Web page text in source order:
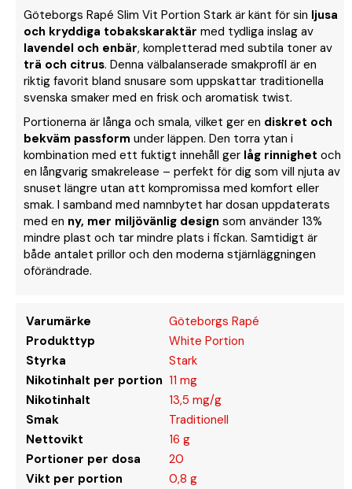
Göteborgs Rapé Slim Vit Portion Stark är känt för sin ljusa
och kryddiga tobakskaraktär med tydliga inslag av
lavendel och enbär, kompletterad med subtila toner av
trä och citrus. Denna välbalanserade smakprofil är en
riktig favorit bland snusare som uppskattar traditionella
svenska smaker med en frisk och aromatisk twist.
Portionerna är långa och smala, vilket ger en diskret och
bekväm passform under läppen. Den torra ytan i
kombination med ett fuktigt innehåll ger låg rinnighet och
en långvarig smakrelease – perfekt för dig som vill njuta av
snuset längre utan att kompromissa med komfort eller
smak. I samband med namnbytet har dosan uppdaterats
med en ny, mer miljövänlig design som använder 13%
mindre plast och tar mindre plats i fickan. Samtidigt är
både antalet prillor och den moderna stjärnläggningen
oförändrade.
Varumärke
Göteborgs Rapé
Produkttyp
White Portion
Styrka
Stark
Nikotinhalt per portion 11 mg
Nikotinhalt
13,5 mg/g
Smak
Traditionell
Nettovikt
16 g
Portioner per dosa
20
Vikt per portion
0,8 g